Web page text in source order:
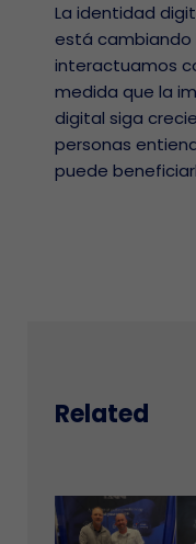
La identidad
está cambiando
interactuamos
medida que la
digital siga
personas
puede
Related